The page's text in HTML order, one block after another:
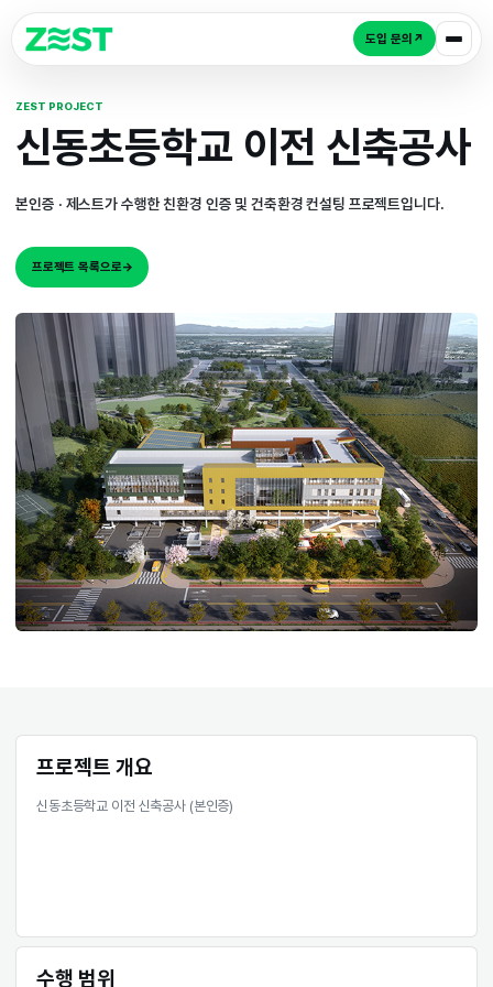
도입
ZEST PROJECT
신동초등학교 이전 신
본인증 · 제스트가 수행한 친환경 인증 및 건축환경 컨설팅 프로젝
프로젝트 목록으로